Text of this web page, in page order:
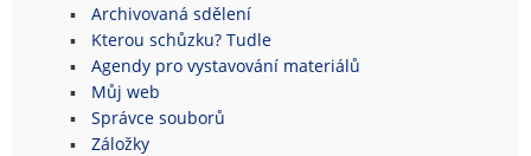
Archivovaná sdělení
Kterou schůzku? Tudle
Agendy pro vystavování materiálů
Můj web
Správce souborů
Záložky